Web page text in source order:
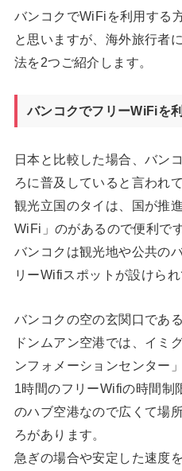
バンコクでWiFiを利用する
と思いますが、海外旅行者
法を2つご紹介します。
バンコクでフリーWiFiを
日本と比較した場合、バン
ろに普及していると言われて
観光立国のタイは、国が推
WiFi」のがあるので便利です
バンコクは観光地や公共の
リーWifiスポットが設けられ
バンコクの空の玄関口であ
ドンムアン空港では、イミ
ンフォメーションセンター
1時間のフリーWifiの時間制
のハブ空港なので広くて場
ろがあります。
急ぎの場合や安定した速度